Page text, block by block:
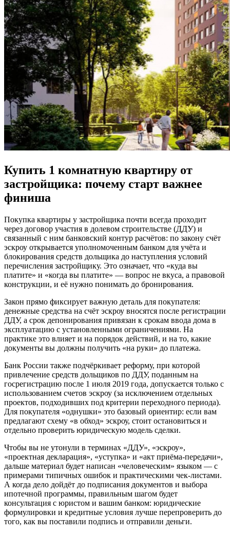
Купить 1 комнатную квартиру от
застройщика: почему старт важнее
финиша
Покупка квартиры у застройщика почти всегда проходит
через договор участия в долевом строительстве (ДДУ) и
связанный с ним банковский контур расчётов: по закону счёт
эскроу открывается уполномоченным банком для учёта и
блокирования средств дольщика до наступления условий
перечисления застройщику. Это означает, что «куда вы
платите» и «когда вы платите» — вопрос не вкуса, а правовой
конструкции, и её нужно понимать до бронирования.
Закон прямо фиксирует важную деталь для покупателя:
денежные средства на счёт эскроу вносятся после регистрации
ДДУ, а срок депонирования привязан к срокам ввода дома в
эксплуатацию с установленными ограничениями. На
практике это влияет и на порядок действий, и на то, какие
документы вы должны получить «на руки» до платежа.
Банк России также подчёркивает реформу, при которой
привлечение средств дольщиков по ДДУ, поданным на
госрегистрацию после 1 июля 2019 года, допускается только с
использованием счетов эскроу (за исключением отдельных
проектов, подходивших под критерии переходного периода).
Для покупателя «однушки» это базовый ориентир: если вам
предлагают схему «в обход» эскроу, стоит остановиться и
отдельно проверить юридическую модель сделки.
Чтобы вы не утонули в терминах «ДДУ», «эскроу»,
«проектная декларация», «уступка» и «акт приёма-передачи»,
дальше материал будет написан «человеческим» языком — с
примерами типичных ошибок и практическими чек-листами.
А когда дело дойдёт до подписания документов и выбора
ипотечной программы, правильным шагом будет
консультация с юристом и вашим банком: юридические
формулировки и кредитные условия лучше перепроверить до
того, как вы поставили подпись и отправили деньги.